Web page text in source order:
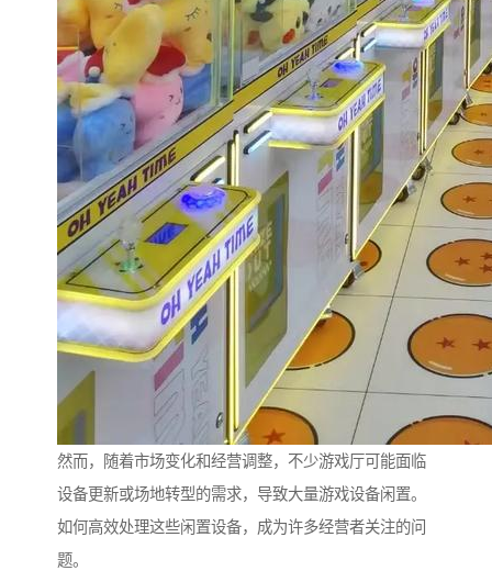
然而，随着市场变化和经营调整，不少游戏厅可能面临
设备更新或场地转型的需求，导致大量游戏设备闲置。
如何高效处理这些闲置设备，成为许多经营者关注的问
题。